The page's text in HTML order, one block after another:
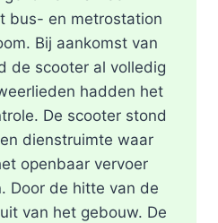
bus- en metrostation
Bij aankomst van
de scooter al volledig
hadden het
De scooter stond
dienstruimte waar
openbaar vervoer
Door de hitte van de
van het gebouw. De